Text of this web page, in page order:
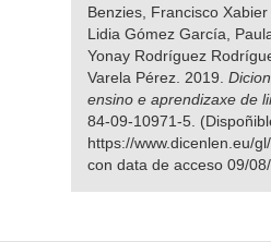
Benzies, Francisco
Lidia Gómez García,
Yonay Rodríguez
Varela Pérez. 2019.
ensino e aprendizaxe de
84-09-10971-5.
https://www.dicenlen.eu/
con data de acceso 09/08/